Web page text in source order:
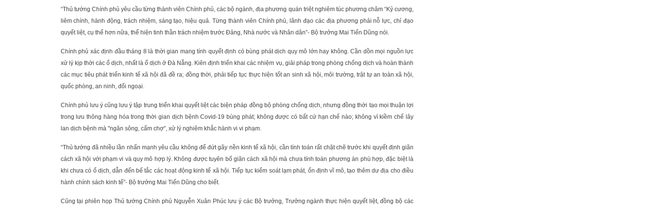
“Thủ tướng Chính phủ yêu cầu từng thành viên Chính phủ, các bộ ngành, địa phương quán triệt nghiêm túc phương châm “Kỷ cương,
liêm chính, hành động, trách nhiệm, sáng tạo, hiệu quả. Từng thành viên Chính phủ, lãnh đạo các địa phương phải nỗ lực, chỉ đạo
quyết liệt, cụ thể hơn nữa, thể hiện tinh thần trách nhiệm trước Đảng, Nhà nước và Nhân dân”- Bộ trưởng Mai Tiến Dũng nói.
Chính phủ xác định đầu tháng 8 là thời gian mang tính quyết định có bùng phát dịch quy mô lớn hay không. Cần dồn mọi nguồn lực
xử lý kịp thời các ổ dịch, nhất là ổ dịch ở Đà Nẵng. Kiên định triển khai các nhiệm vụ, giải pháp trong phòng chống dịch và hoàn thành
các mục tiêu phát triển kinh tế xã hội đã đề ra; đồng thời, phải tiếp tục thực hiện tốt an sinh xã hội, môi trường, trật tự an toàn xã hội,
quốc phòng, an ninh, đối ngoại.
Chính phủ lưu ý cũng lưu ý tập trung triển khai quyết liệt các biện pháp đồng bộ phòng chống dịch, nhưng đồng thời tạo mọi thuận lợi
trong lưu thông hàng hóa trong thời gian dịch bệnh Covid-19 bùng phát; không được có bất cứ hạn chế nào; không vì kiềm chế lây
lan dịch bệnh mà "ngăn sông, cấm chợ", xử lý nghiêm khắc hành vi vi phạm.
“Thủ tướng đã nhiều lần nhấn mạnh yêu cầu không để đứt gãy nền kinh tế xã hội, cần tính toán rất chặt chẽ trước khi quyết định giãn
cách xã hội với phạm vi và quy mô hợp lý. Không được tuyên bố giãn cách xã hội mà chưa tính toán phương án phù hợp, đặc biệt là
khi chưa có ổ dịch, dẫn đến bế tắc các hoạt động kinh tế xã hội. Tiếp tục kiểm soát lạm phát, ổn định vĩ mô, tạo thêm dư địa cho điều
hành chính sách kinh tế”- Bộ trưởng Mai Tiến Dũng cho biết.
Cũng tại phiên họp Thủ tướng Chính phủ Nguyễn Xuân Phúc lưu ý các Bộ trưởng, Trưởng ngành thực hiện quyết liệt, đồng bộ các